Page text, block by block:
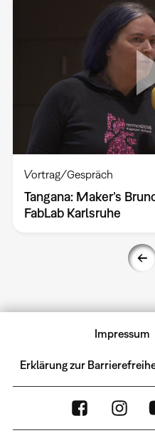
Vortrag/Gespräch
Tangana: Maker’s
FabLab Karlsruhe
Impressum
Erklärung zur